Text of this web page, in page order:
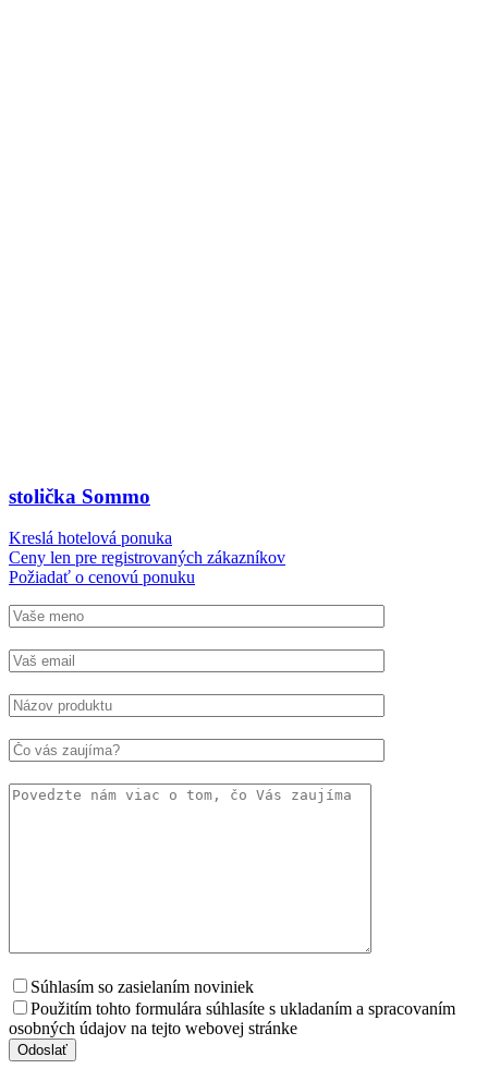
stolička Sommo
Kreslá hotelová ponuka
Ceny len pre registrovaných zákazníkov
Požiadať o cenovú ponuku
Súhlasím so zasielaním noviniek
Použitím tohto formulára súhlasíte s ukladaním a spracovaním
osobných údajov na tejto webovej stránke